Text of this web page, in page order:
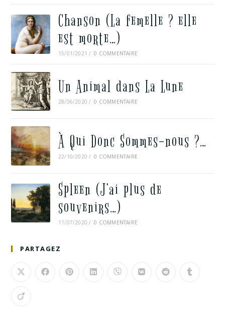
Chanson (La femelle ? elle
est morte…)
15/01/2021 / 0 COMMENTAIRE
Un Animal dans La Lune
28/06/2020 / 0 COMMENTAIRE
À Qui Donc Sommes-nous ?…
22/10/2020 / 0 COMMENTAIRE
Spleen (J’ai plus de
souvenirs…)
11/07/2020 / 0 COMMENTAIRE
PARTAGEZ